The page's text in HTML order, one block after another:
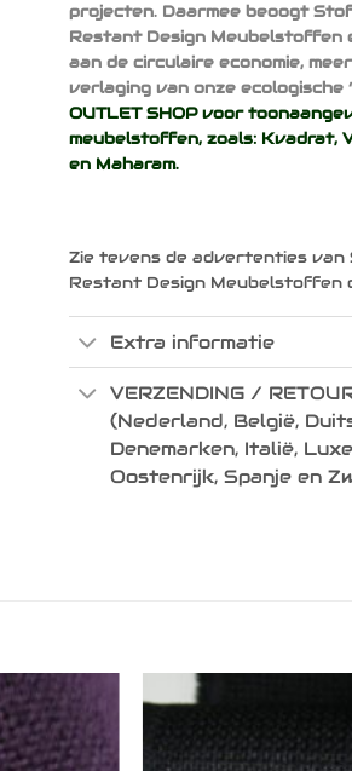
projecten. Daarmee beoogt
Restant Design Meubelstoffen
aan de circulaire economie,
verlaging van onze ecologische
OUTLET SHOP voor
meubelstoffen, zoals: Kvadrat,
en Maharam.
Zie tevens de advertenties van
Restant Design Meubelstoffen
Extra informatie
VERZENDING /
(Nederland, België,
Denemarken, Italië,
Oostenrijk, Spanje en
Toevoegen
aan
verlanglijst